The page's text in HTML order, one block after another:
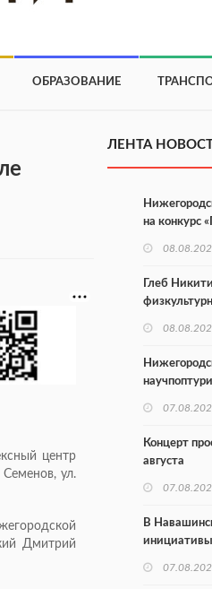
ОБРАЗОВАНИЕ
центр
ул.
Дмитрий
ЛЕНТА
на конкурс
Глеб
Концерт
августа
В
инициативы